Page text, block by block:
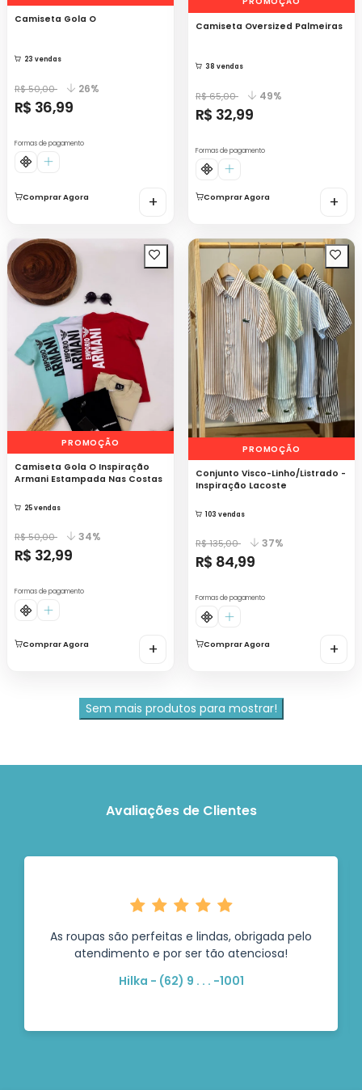
Camiseta Gola O
23 vendas
R$ 50,00 26%
R$ 36,99
Formas de pagamento
Comprar Agora +
Camiseta Oversized Palmeiras
38 vendas
R$ 65,00 49%
R$ 32,99
Formas de pagamento
Comprar Agora +
PROMOÇÃO
Camiseta Gola O Inspiração
Armani Estampada Nas Costas
25 vendas
R$ 50,00 34%
R$ 32,99
Formas de pagamento
Comprar Agora +
PROMOÇÃO
Conjunto Visco-Linho/Listrado -
Inspiração Lacoste
103 vendas
R$ 135,00 37%
R$ 84,99
Formas de pagamento
Comprar Agora +
Sem mais produtos para mostrar!
Avaliações de Clientes
As roupas são perfeitas e lindas, obrigada pelo
atendimento e por ser tão atenciosa!
Hilka - (62) 9 . . . -1001